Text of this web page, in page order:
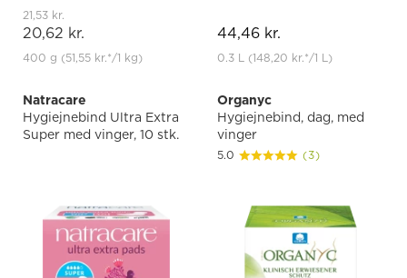
21,53 kr.
20,62 kr.
400 g (51,55 kr.*/1 kg)
44,46 kr.
0.3 L (148,20 kr.*/1 L)
Natracare
Hygiejnebind Ultra Extra
Super med vinger, 10 stk.
Organyc
Hygiejnebind, dag, med
vinger
5.0 (3)